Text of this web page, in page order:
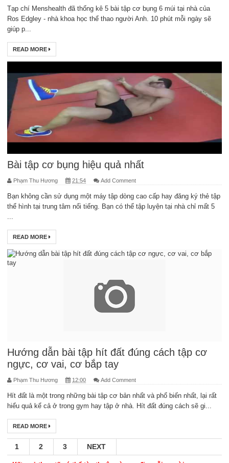
Tạp chí Menshealth đã thống kê 5 bài tập cơ bụng 6 múi tại nhà của
Ros Edgley - nhà khoa học thể thao người Anh. 10 phút mỗi ngày sẽ
giúp p...
READ MORE
Bài tập cơ bụng hiệu quả nhất
Phạm Thu Hương 21:54 Add Comment
Bạn không cần sử dụng một máy tập dòng cao cấp hay đăng ký thẻ tập
thể hình tại trung tâm nổi tiếng. Bạn có thể tập luyện tại nhà chỉ mất 5
...
READ MORE
Hướng dẫn bài tập hít đất đúng cách tập cơ
ngực, cơ vai, cơ bắp tay
Phạm Thu Hương 12:00 Add Comment
Hít đất là một trong những bài tập cơ bản nhất và phổ biến nhất, lại rất
hiểu quả kể cả ở trong gym hay tập ở nhà. Hít đất đúng cách sẽ gi...
READ MORE
1 2 3 NEXT